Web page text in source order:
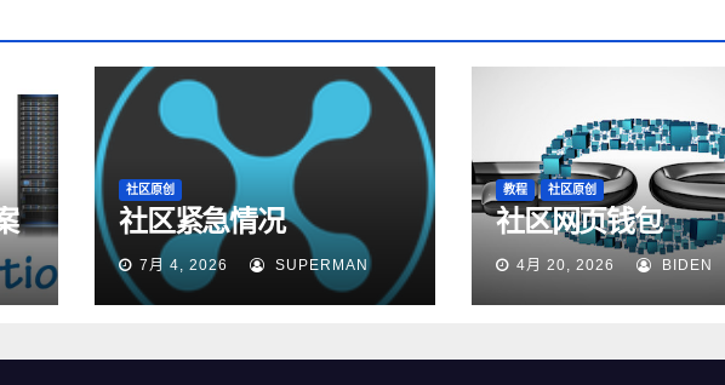
社区原创
社区紧急情况
7月 4, 2026 SUPERMAN
教程 社区原创
社区网页钱包
4月 20, 2026 BIDEN